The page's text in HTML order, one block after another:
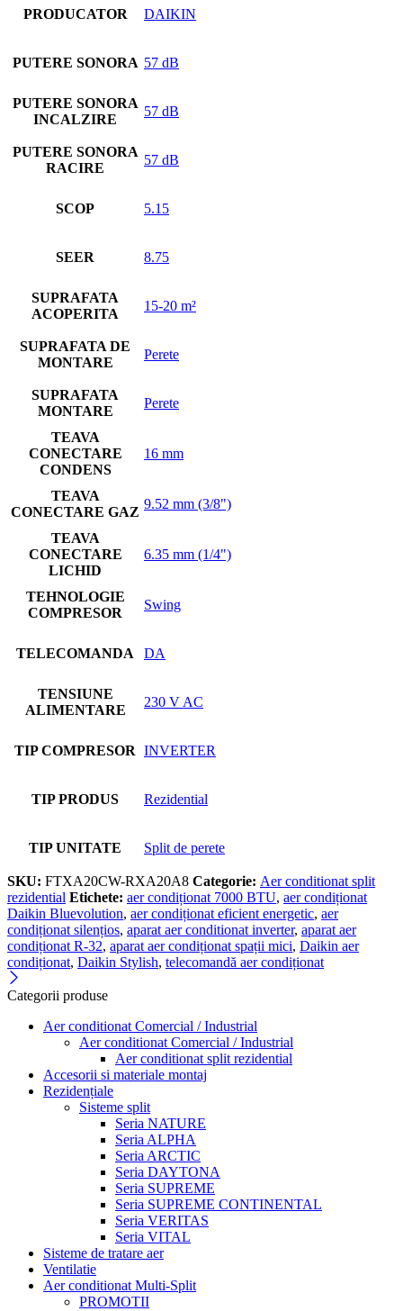
PRODUCATOR DAIKIN
PUTERE SONORA 57 dB
PUTERE SONORA
INCALZIRE
57 dB
PUTERE SONORA
RACIRE
57 dB
SCOP 5.15
SEER 8.75
SUPRAFATA
ACOPERITA
15-20 m²
SUPRAFATA DE
MONTARE
Perete
SUPRAFATA
MONTARE
Perete
TEAVA
CONECTARE
CONDENS
16 mm
TEAVA
CONECTARE GAZ
9.52 mm (3/8")
TEAVA
CONECTARE
LICHID
6.35 mm (1/4")
TEHNOLOGIE
COMPRESOR
Swing
TELECOMANDA DA
TENSIUNE
ALIMENTARE
230 V AC
TIP COMPRESOR INVERTER
TIP PRODUS Rezidential
TIP UNITATE Split de perete
SKU: FTXA20CW-RXA20A8 Categorie: Aer conditionat split
rezidential Etichete: aer condiționat 7000 BTU, aer condiționat
Daikin Bluevolution, aer condiționat eficient energetic, aer
condiționat silențios, aparat aer conditionat inverter, aparat aer
condiționat R-32, aparat aer condiționat spații mici, Daikin aer
condiționat, Daikin Stylish, telecomandă aer condiționat
Categorii produse
Aer conditionat Comercial / Industrial
Aer conditionat Comercial / Industrial
Aer conditionat split rezidential
Accesorii si materiale montaj
Rezidențiale
Sisteme split
Seria NATURE
Seria ALPHA
Seria ARCTIC
Seria DAYTONA
Seria SUPREME
Seria SUPREME CONTINENTAL
Seria VERITAS
Seria VITAL
Sisteme de tratare aer
Ventilatie
Aer conditionat Multi-Split
PROMOTII